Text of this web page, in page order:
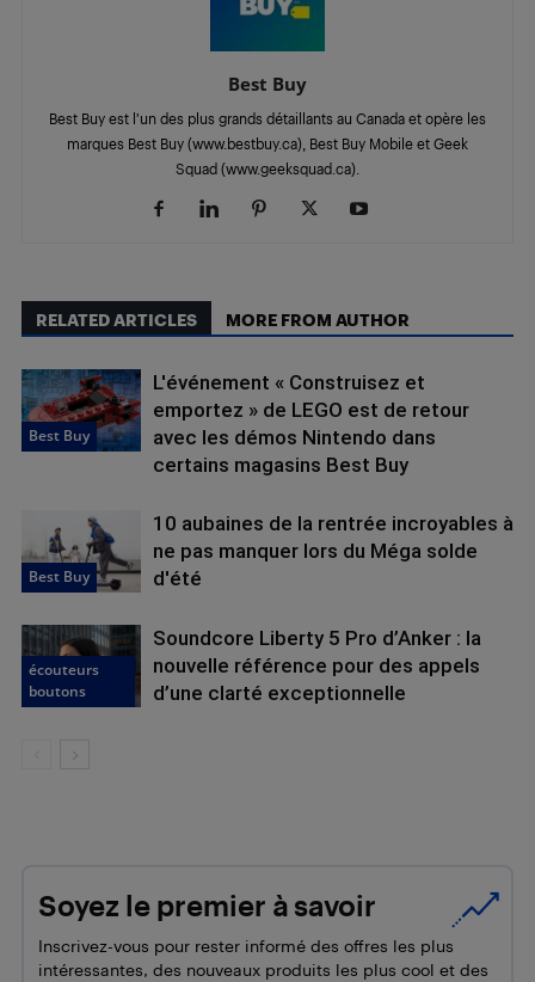
Best Buy
Best Buy est l’un des plus grands détaillants au Canada et opère les
marques Best Buy (www.bestbuy.ca), Best Buy Mobile et Geek
Squad (www.geeksquad.ca).
RELATED ARTICLES MORE FROM AUTHOR
Best Buy
L'événement « Construisez et
emportez » de LEGO est de retour
avec les démos Nintendo dans
certains magasins Best Buy
Best Buy
10 aubaines de la rentrée incroyables à
ne pas manquer lors du Méga solde
d'été
écouteurs
boutons
Soundcore Liberty 5 Pro d’Anker : la
nouvelle référence pour des appels
d’une clarté exceptionnelle
Soyez le premier à savoir
Inscrivez-vous pour rester informé des offres les plus
intéressantes, des nouveaux produits les plus cool et des